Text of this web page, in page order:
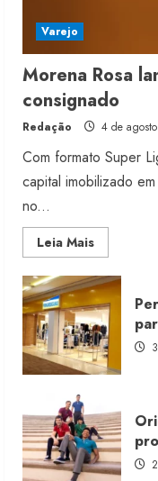
Varejo
Morena Rosa
consignado
Redação 4 de
Com formato Super
capital imobilizado
no...
Leia MaisRead
more
Morena
Rosa
lança
franquia
com
estoque